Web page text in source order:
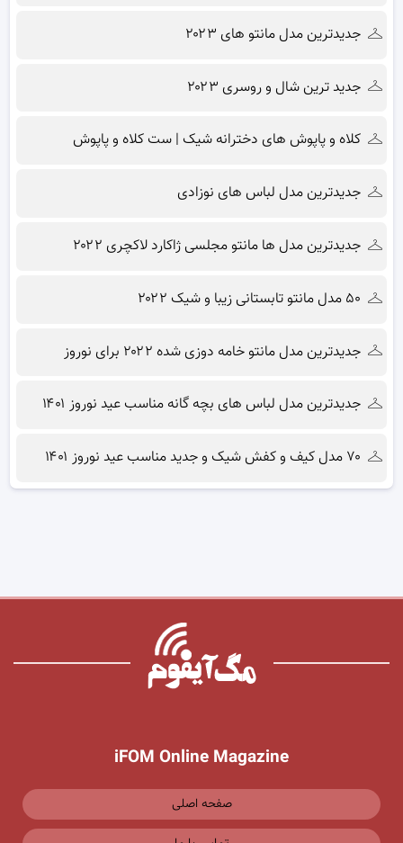
جدیدترین مدل مانتو های ۲۰۲۳
جدید ترین شال و روسری ۲۰۲۳
کلاه و پاپوش های دخترانه شیک | ست کلاه و پاپوش
جدیدترین مدل لباس های نوزادی
جدیدترین مدل ها مانتو مجلسی ژاکارد لاکچری ۲۰۲۲
۵۰ مدل مانتو تابستانی زیبا و شیک ۲۰۲۲
جدیدترین مدل مانتو خامه دوزی شده ۲۰۲۲ برای نوروز
جدیدترین مدل لباس های بچه گانه مناسب عید نوروز ۱۴۰۱
۷۰ مدل کیف و کفش شیک و جدید مناسب عید نوروز ۱۴۰۱
iFOM Online Magazine
صفحه اصلی